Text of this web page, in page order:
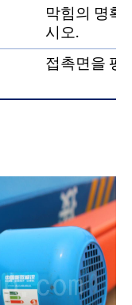
막힘의 명확
시오.
접촉면을 평